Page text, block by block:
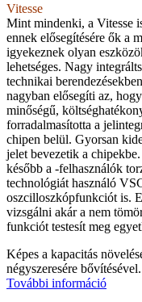
Vitesse
Mint mindenki, a Vitesse
ennek elősegítésére ők a
igyekeznek olyan
lehetséges. Nagy
technikai
nagyban elősegíti az,
minőségű,
forradalmasította a
chipen belül. Gyorsan
jelet bevezetik a
később a -felhasználók
technológiát használó
oszcilloszkópfunkciót is.
vizsgálni akár a nem
funkciót testesít meg
Képes a kapacitás
négyszeresére bővítésével.
További információ